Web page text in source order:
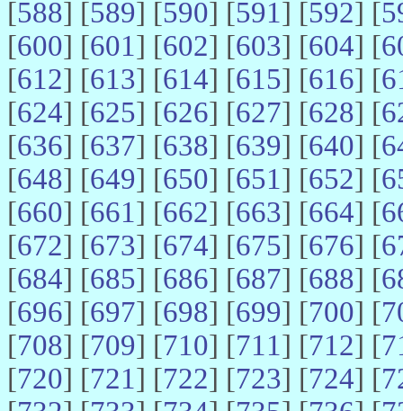
[588] [589] [590] [591] [592] [
[600] [601] [602] [603] [604] [
[612] [613] [614] [615] [616] [
[624] [625] [626] [627] [628] [
[636] [637] [638] [639] [640] [
[648] [649] [650] [651] [652] [
[660] [661] [662] [663] [664] [
[672] [673] [674] [675] [676] [
[684] [685] [686] [687] [688] [
[696] [697] [698] [699] [700] [
[708] [709] [710] [711] [712] [
[720] [721] [722] [723] [724] [